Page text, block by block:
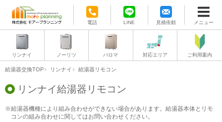
電話 LINE 見積依頼 メニュー
リンナイ ノーリツ パロマ 対応エリア ご利用案内
給湯器交換TOP リンナイ 給湯器リモコン
リンナイ給湯器リモコン
※給湯器機種により組み合わせができない場合があります。給湯器本体とリモ
コンの組み合わせに関してはお問い合わせください。